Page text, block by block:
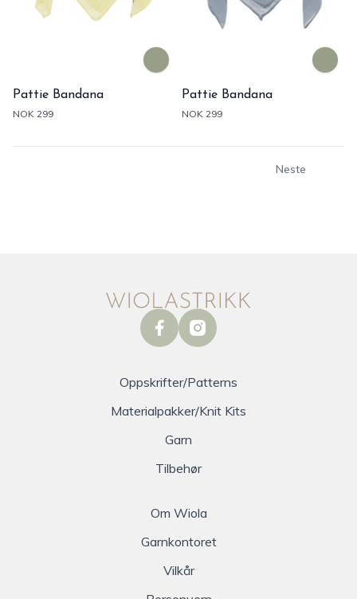
Pattie Bandana
NOK 299
Pattie Bandana
NOK 299
Neste
facebookinstagram
Oppskrifter/Patterns
Materialpakker/Knit Kits
Garn
Tilbehør
Om Wiola
Garnkontoret
Vilkår